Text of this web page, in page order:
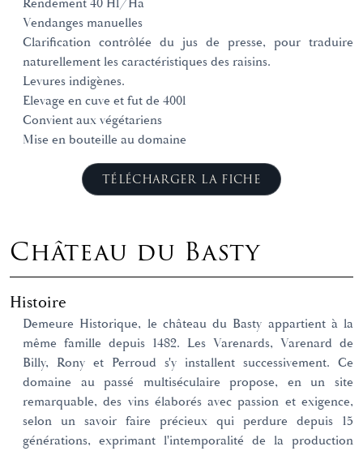
Rendement 40 Hl/Ha
Vendanges manuelles
Clarification contrôlée du jus de presse, pour traduire
naturellement les caractéristiques des raisins.
Levures indigènes.
Elevage en cuve et fut de 400l
Convient aux végétariens
Mise en bouteille au domaine
TÉLÉCHARGER LA FICHE
Château du Basty
Histoire
Demeure Historique, le château du Basty appartient à la
même famille depuis 1482. Les Varenards, Varenard de
Billy, Rony et Perroud s'y installent successivement. Ce
domaine au passé multiséculaire propose, en un site
remarquable, des vins élaborés avec passion et exigence,
selon un savoir faire précieux qui perdure depuis 15
générations, exprimant l'intemporalité de la production